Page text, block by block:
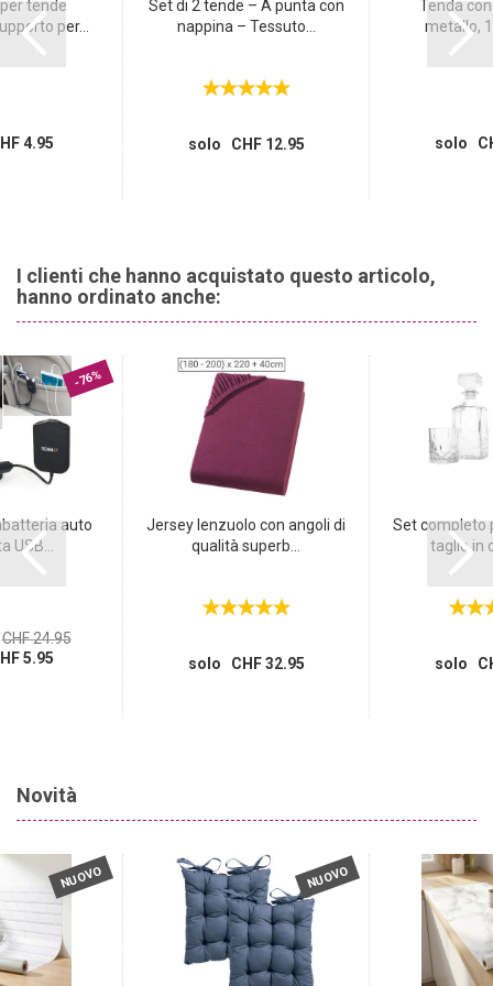
tende
per...
4.95
Set di 2 tende – A punta con
nappina – Tessuto...
solo CHF 12.95
Tenda
metallo,
solo
I clienti che hanno acquistato questo articolo,
hanno ordinato anche:
-76%
auto
USB...
CHF 24.95
5.95
Jersey lenzuolo con angoli di
qualità superb...
solo CHF 32.95
Set completo
taglio in
solo
Novità
NUOVO NUOVO